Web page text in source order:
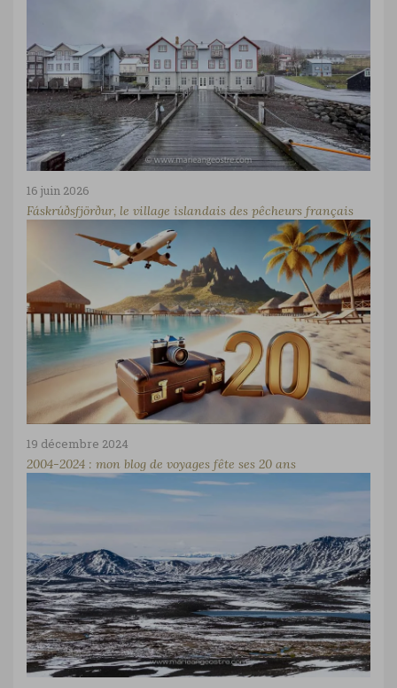
16 juin 2026
Fáskrúðsfjörður, le village islandais des pêcheurs français
19 décembre 2024
2004-2024 : mon blog de voyages fête ses 20 ans